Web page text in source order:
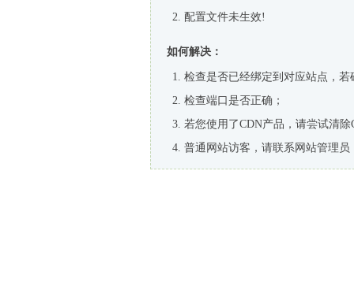
配置文件未生效!
如何解决：
检查是否已经绑定到对应站点，
检查端口是否正确；
若您使用了CDN产品，请尝试清除
普通网站访客，请联系网站管理员